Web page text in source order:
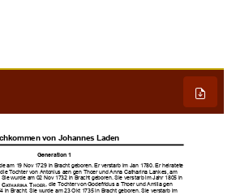





    

